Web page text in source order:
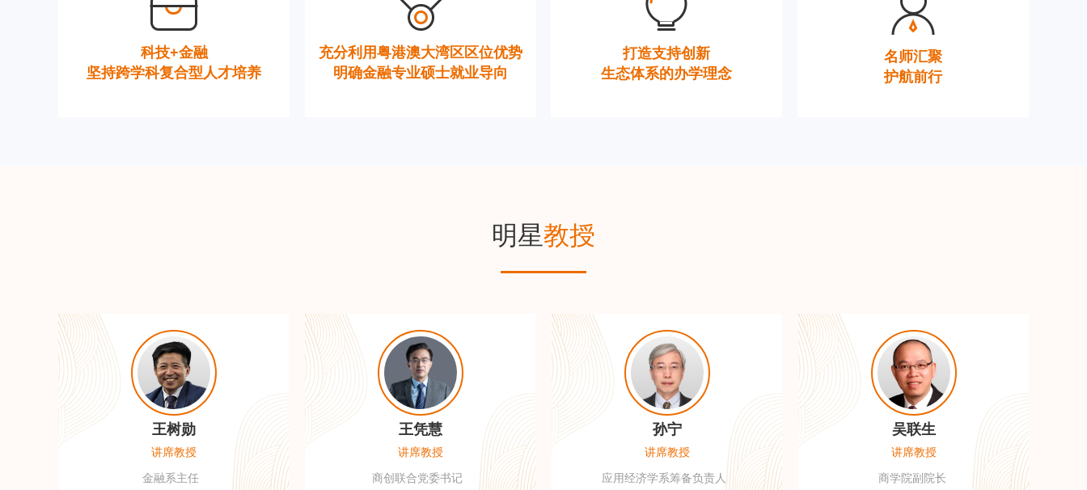
科技+金融
坚持跨学科复合型人才培养
充分利用粤港澳大湾区区位优势
明确金融专业硕士就业导向
打造支持创新
生态体系的办学理念
名师汇聚
护航前行
明星教授
王树勋
讲席教授
金融系主任
王凭慧
讲席教授
商创联合党委书记
孙宁
讲席教授
应用经济学系筹备负责人
吴联生
讲席教授
商学院副院长